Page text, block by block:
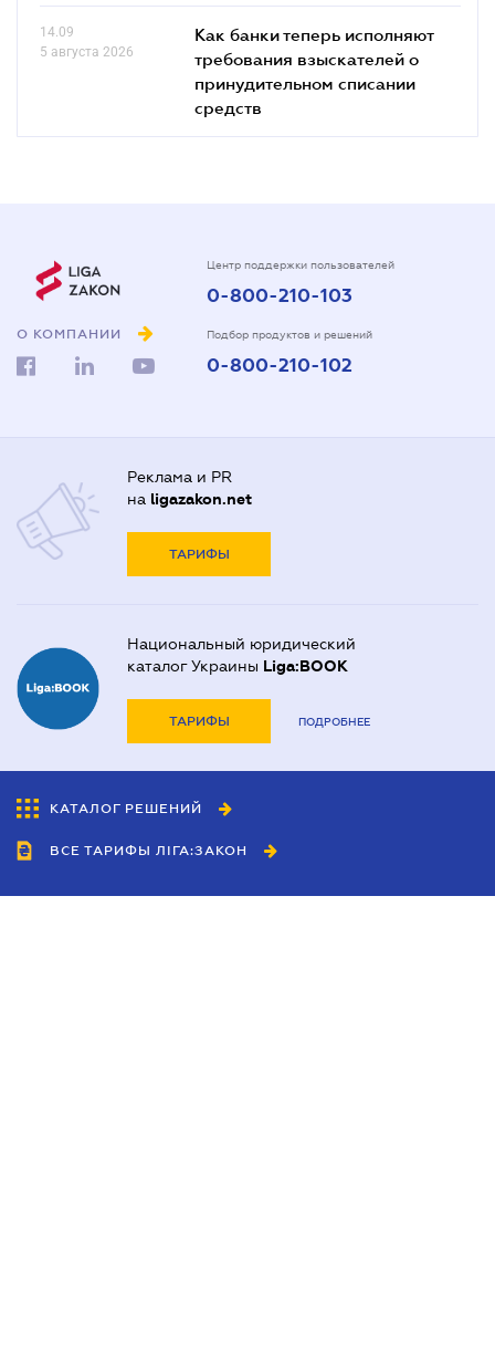
14.09
5 августа 2026
Как банки теперь исполняют
требования взыскателей о
принудительном списании
средств
О КОМПАНИИ
Центр поддержки пользователей
0-800-210-103
Подбор продуктов и решений
0-800-210-102
Реклама и PR
на ligazakon.net
ТАРИФЫ
Национальный юридический
каталог Украины Liga:BOOK
ТАРИФЫ ПОДРОБНЕЕ
КАТАЛОГ РЕШЕНИЙ
ВСЕ ТАРИФЫ ЛІГА:ЗАКОН